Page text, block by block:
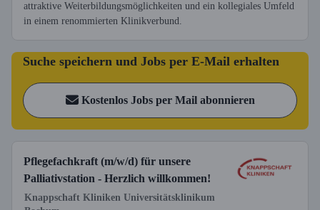
attraktive Weiterbildungsmöglichkeiten und ein kollegiales Umfeld
in einem renommierten Klinikverbund.
Suche speichern und Jobs per E-Mail erhalten
Kostenlos Jobs per Mail abonnieren
Pflegefachkraft (m/w/d) für unsere
Palliativstation - Herzlich willkommen!
Knappschaft Kliniken Universitätsklinikum